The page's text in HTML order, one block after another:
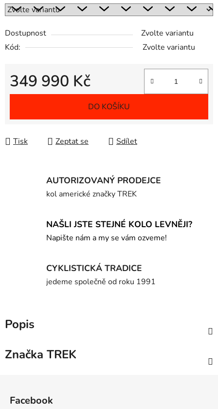
Dostupnost
Zvolte variantu
Kód:
Zvolte variantu
349 990 Kč
Měrná cena:
DO KOŠÍKU
Tisk Zeptat se Sdílet
AUTORIZOVANÝ PRODEJCE
kol americké značky TREK
NAŠLI JSTE STEJNÉ KOLO LEVNĚJI?
Napište nám a my se vám ozveme!
CYKLISTICKÁ TRADICE
jedeme společně od roku 1991
Popis
Značka TREK
Facebook